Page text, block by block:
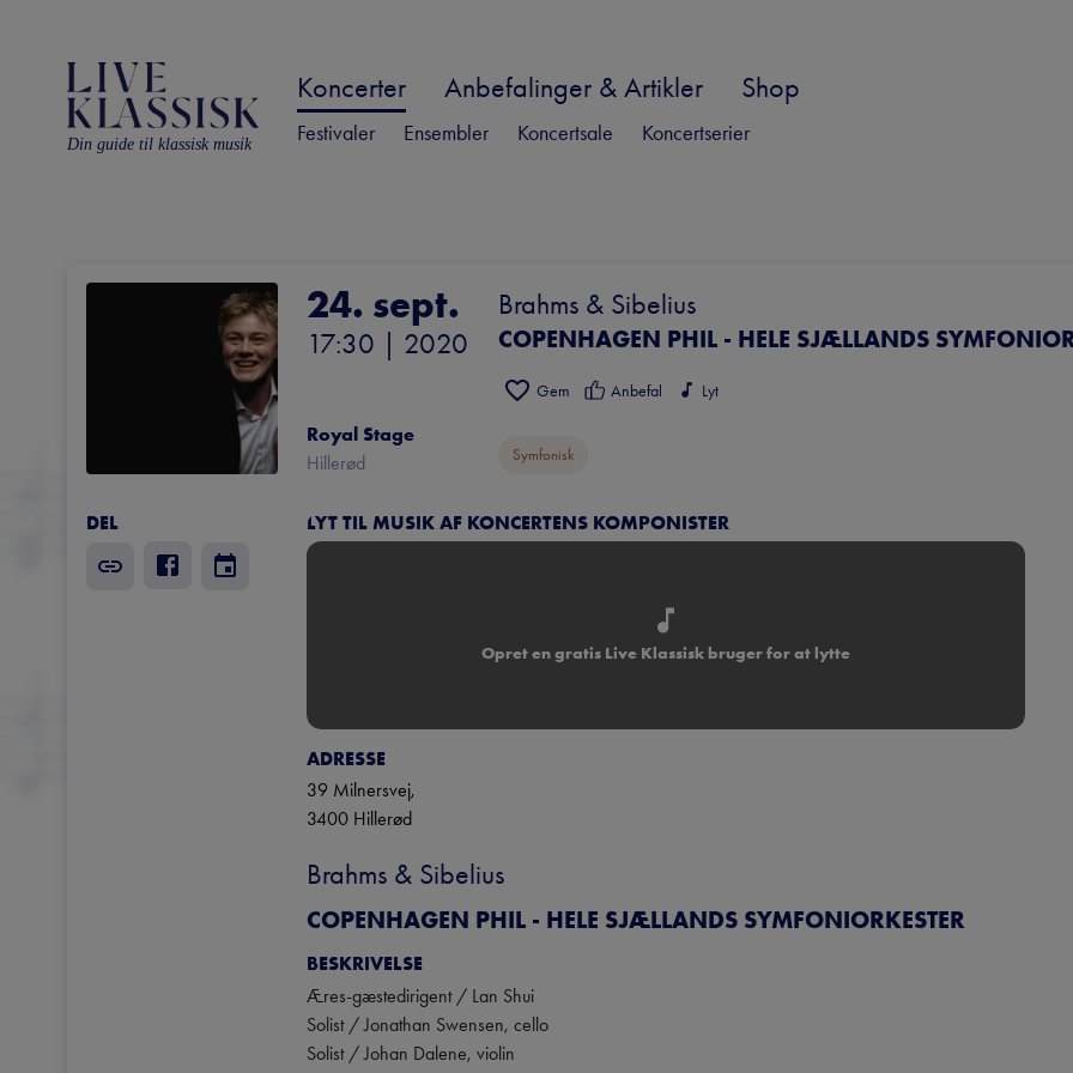
Din guide til klassisk musik
Koncerter Anbefalinger & Artikler Shop
Festivaler Ensembler Koncertsale Koncertserier
24. sept.
17:30 | 2020
Royal Stage
Hillerød
Brahms & Sibelius
COPENHAGEN PHIL - HELE SJÆLLANDS
Gem Anbefal Lyt
Symfonisk
DEL LYT TIL MUSIK AF KONCERTENS KOMPONISTER
Opret en gratis Live Klassisk bruger for at lytte
ADRESSE
39 Milnersvej,
3400 Hillerød
Brahms & Sibelius
COPENHAGEN PHIL - HELE SJÆLLANDS SYMFONIORKESTER
BESKRIVELSE
Æres-gæstedirigent / Lan Shui
Solist / Jonathan Swensen, cello
Solist / Johan Dalene, violin